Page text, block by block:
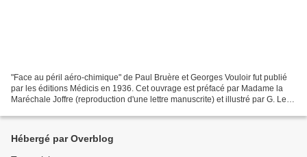
"Face au péril aéro-chimique" de Paul Bruère et Georges Vouloir fut publié
par les éditions Médicis en 1936. Cet ouvrage est préfacé par Madame la
Maréchale Joffre (reproduction d'une lettre manuscrite) et illustré par G. Le
Hébergé par Overblog